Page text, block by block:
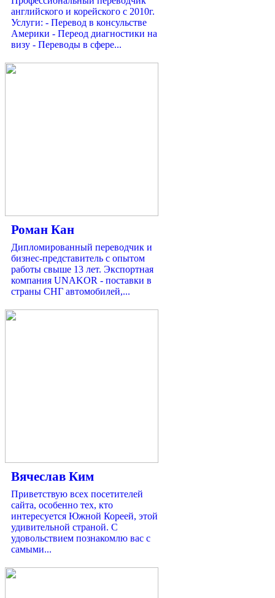
английского и корейского с 2010г.
Услуги: - Перевод в консульстве
Америки - Переод диагностики на
визу - Переводы в сфере...
Роман Кан
Дипломированный переводчик и
бизнес-представитель с опытом
работы свыше 13 лет. Экспортная
компания UNAKOR - поставки в
страны СНГ автомобилей,...
Вячеслав Ким
Приветствую всех посетителей
сайта, особенно тех, кто
интересуется Южной Кореей, этой
удивительной страной. С
удовольствием познакомлю вас с
самыми...